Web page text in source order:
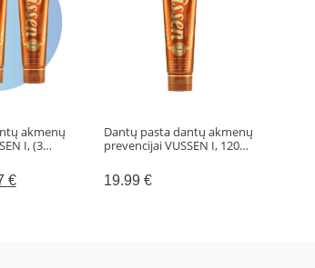
akmenų
I, (3…
€Current
Dantų pasta dantų akmenų
prevencijai VUSSEN I, 120…
19.99€